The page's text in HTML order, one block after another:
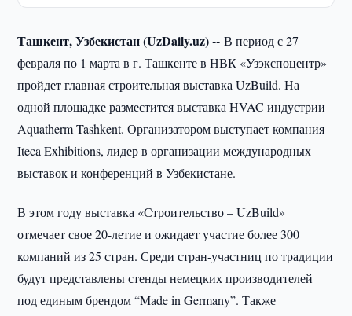
Ташкент, Узбекистан (UzDaily.uz) --В период с 27
февраля по 1 марта в г. Ташкенте в НВК «Узэкспоцентр»
пройдет главная строительная выставка UzBuild. На
одной площадке разместится выставка HVAC индустрии
Aquatherm Tashkent. Организатором выступает компания
Iteca Exhibitions, лидер в организации международных
выставок и конференций в Узбекистане.
В этом году выставка «Строительство – UzBuild»
отмечает свое 20-летие и ожидает участие более 300
компаний из 25 стран. Среди стран-участниц по традиции
будут представлены стенды немецких производителей
под единым брендом “Made in Germany”. Также